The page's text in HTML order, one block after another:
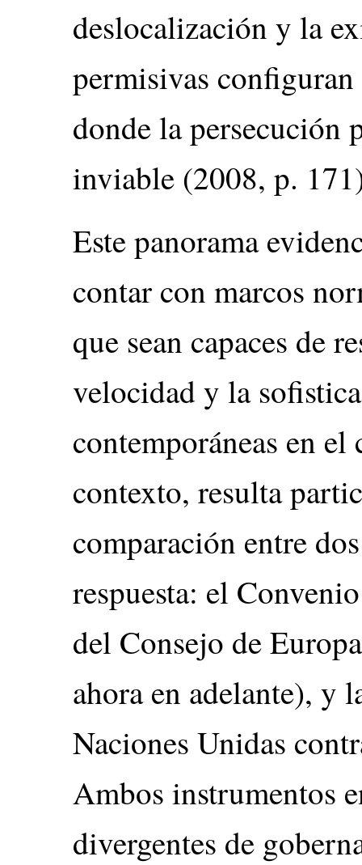
deslocalización y la
permisivas
donde la persecución
inviable (2008, p.
Este panorama
contar con marcos
que sean capaces de
velocidad y la
contemporáneas en el
contexto, resulta
comparación entre
respuesta: el
del Consejo de
ahora en adelante), y
Naciones Unidas
Ambos instrumentos
divergentes de